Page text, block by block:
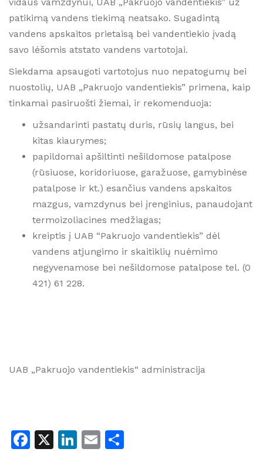
vidaus vamzdynui, UAB „Pakruojo vandentiekis” už
patikimą vandens tiekimą neatsako. Sugadintą
vandens apskaitos prietaisą bei vandentiekio įvadą
savo lėšomis atstato vandens vartotojai.
Siekdama apsaugoti vartotojus nuo nepatogumų bei
nuostolių, UAB „Pakruojo vandentiekis” primena, kaip
tinkamai pasiruošti žiemai, ir rekomenduoja:
užsandarinti pastatų duris, rūsių langus, bei
kitas kiaurymes;
papildomai apšiltinti nešildomose patalpose
(rūsiuose, koridoriuose, garažuose, gamybinėse
patalpose ir kt.) esančius vandens apskaitos
mazgus, vamzdynus bei įrenginius, panaudojant
termoizoliacines medžiagas;
kreiptis į UAB “Pakruojo vandentiekis” dėl
vandens atjungimo ir skaitiklių nuėmimo
negyvenamose bei nešildomose patalpose tel. (0
421) 61 228.
UAB „Pakruojo vandentiekis“ administracija
Facebook
X LinkedIn
Email